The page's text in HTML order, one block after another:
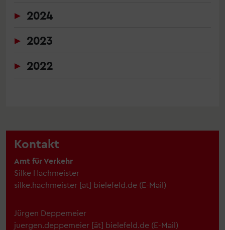
2024
2023
2022
Kontakt
Amt für Verkehr
Silke Hachmeister
silke.hachmeister [at] bielefeld.de (E-Mail)
Jürgen Deppemeier
juergen.deppemeier [ät] bielefeld.de (E-Mail)